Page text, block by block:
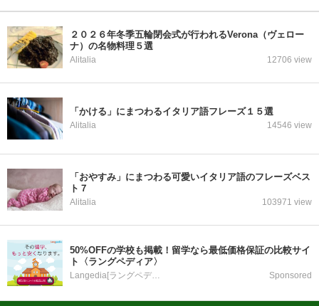
２０２６年冬季五輪閉会式が行われるVerona（ヴェロー
ナ）の名物料理５選
Alitalia 12706 view
「かける」にまつわるイタリア語フレーズ１５選
Alitalia 14546 view
「おやすみ」にまつわる可愛いイタリア語のフレーズベス
ト７
Alitalia 103971 view
50%OFFの学校も掲載！留学なら最低価格保証の比較サイ
ト〈ラングペディア〉
Langedia[ラングペディア] Sponsored